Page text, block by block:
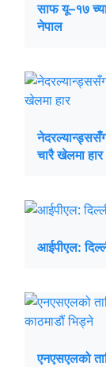
साफ यू–१७
नेपाल
चारै खेलमा हार
आईपीएल:
एनएसएलको